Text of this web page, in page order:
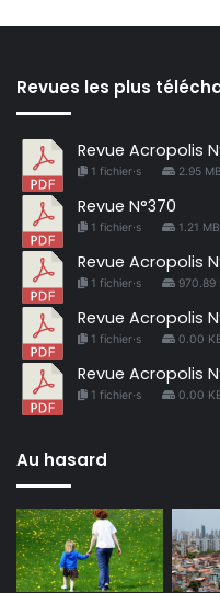
Revues les plus
Revue Acropolis
1 fichier·s 2.95 MB
Revue N°370
1 fichier·s 1.21 MB
Revue Acropolis
1 fichier·s 970.89
Revue Acropolis
1 fichier·s 0.00
Revue Acropolis
1 fichier·s 0.00
Au hasard